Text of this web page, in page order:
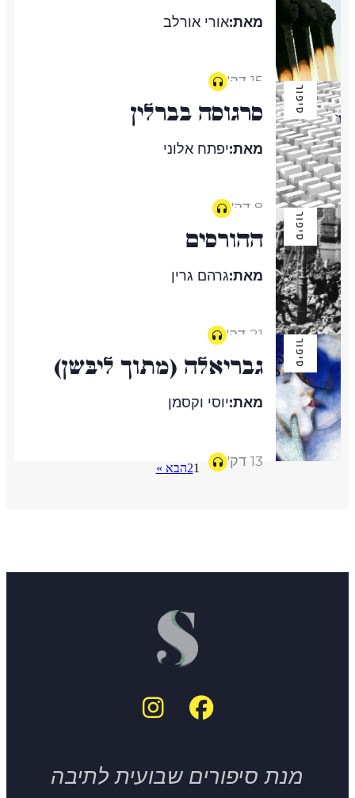
מאת:אורי אורלב
15 דק'
סיפור סרגוסה בברלין
מאת:יפתח אלוני
8 דק'
סיפור ההורסים
מאת:גרהם גרין
21 דק'
סיפור גבריאלה (מתוך לִיבְּשֶֹן)
מאת:יוסי וקסמן
13 דק' 1
2הבא »
מנת סיפורים שבועית לתיבה